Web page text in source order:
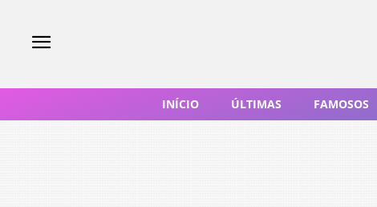
INÍCIO ÚLTIMAS FAMOSOS